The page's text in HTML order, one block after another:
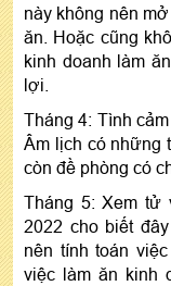
này không nên
ăn. Hoặc cũng
kinh doanh làm
lợi.
Tháng 4: Tình
Âm lịch có những
còn đề phòng có
Tháng 5: Xemtử
2022 cho biết đ
nên tính toán
việc làm ăn kinh